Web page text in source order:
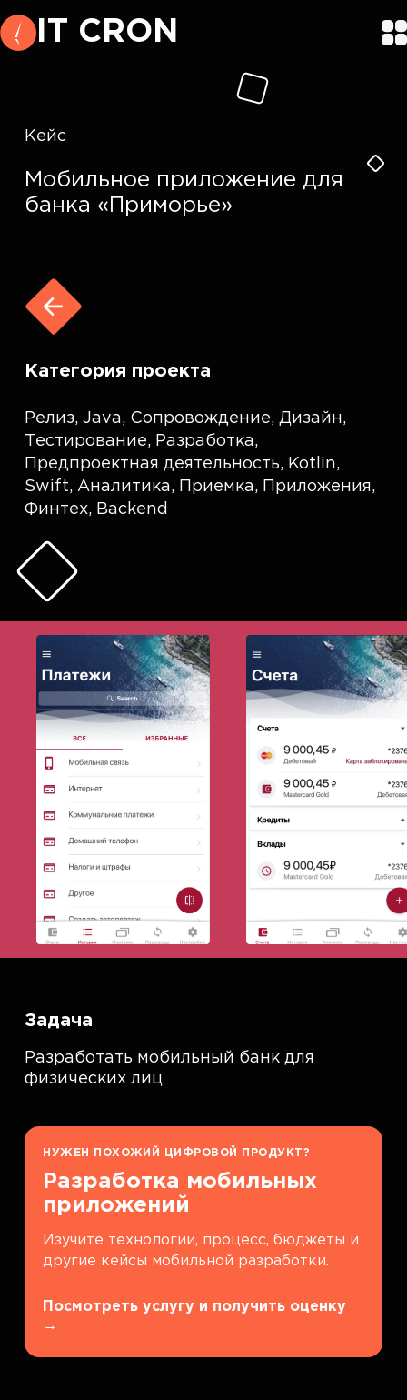
IT CRON
Кейс
Мобильное приложение для
банка «Приморье»
Категория проекта
Релиз,Java, Сопровождение, Дизайн,
Тестирование, Разработка,
Предпроектная деятельность, Kotlin,
Swift, Аналитика, Приемка, Приложения,
Финтех, Backend
Задача
Разработать мобильный банк для
физических лиц
НУЖЕН ПОХОЖИЙ ЦИФРОВОЙ ПРОДУКТ?
Разработка мобильных
приложений
Изучите технологии, процесс, бюджеты и
другие кейсы мобильной разработки.
Посмотреть услугу и получить оценку
→